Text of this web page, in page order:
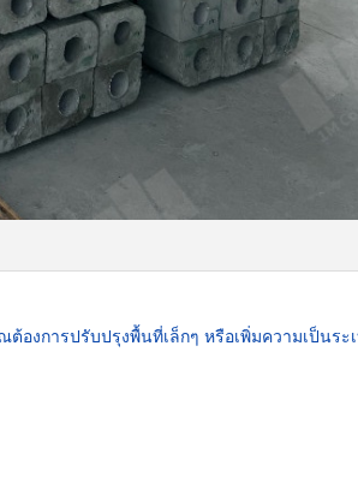
องการปรับปรุงพื้นที่เล็กๆ หรือเพิ่มความเป็นระ